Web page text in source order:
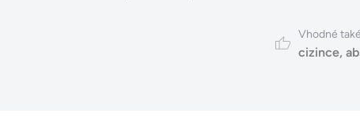
Vhodné
cizince,